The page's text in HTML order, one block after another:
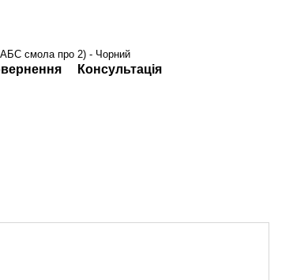
смола про 2) - Чорний
Консультація